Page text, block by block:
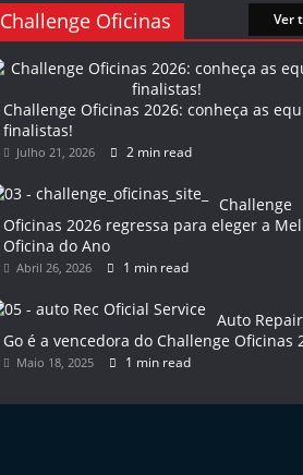
Challenge Oficinas Ver
Challenge Oficinas 2026: conheça as
finalistas!
Julho 21, 2026 2 min read
Challenge
Oficinas 2026 regressa para eleger a
Oficina do Ano
Abril 26, 2026 1 min read
Auto
Go é a vencedora do Challenge Oficinas
Maio 18, 2025 1 min read